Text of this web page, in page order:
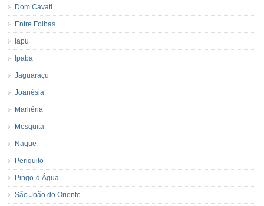
Dom Cavati
Entre Folhas
Iapu
Ipaba
Jaguaraçu
Joanésia
Marliéria
Mesquita
Naque
Periquito
Pingo-d’Água
São João do Oriente